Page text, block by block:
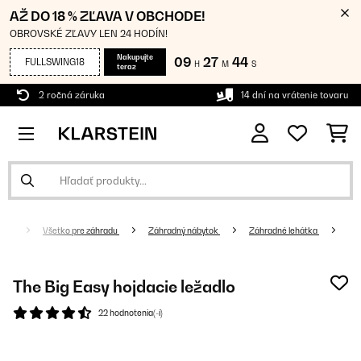
AŽ DO 18 % ZĽAVA V OBCHODE!
OBROVSKÉ ZĽAVY LEN 24 HODÍN!
FULLSWING18
Nakupujte
teraz
09 H 27 M 44 S
2 ročná záruka 14 dní na vrátenie tovaru
Všetko pre záhradu Záhradný nábytok Záhradné lehátka
The Big Easy hojdacie ležadlo
22 hodnotenia(-í)